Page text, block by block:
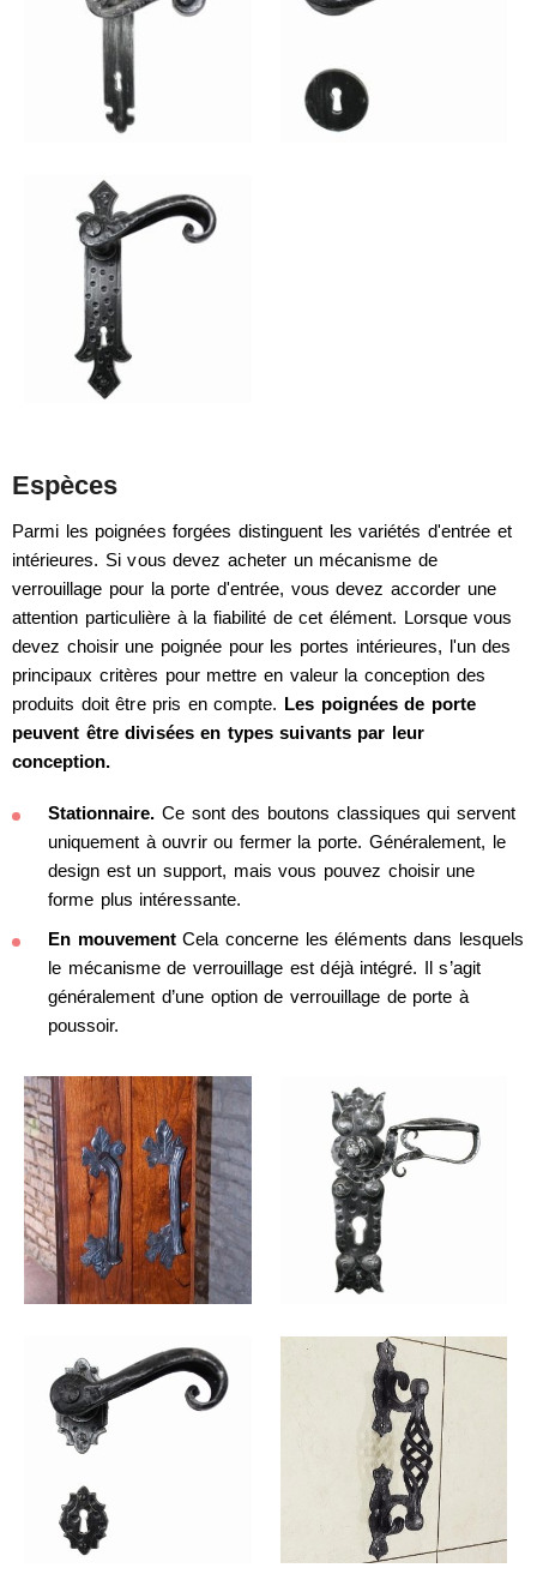
Espèces
Parmi les poignées forgées distinguent les variétés d'entrée et
intérieures. Si vous devez acheter un mécanisme de
verrouillage pour la porte d'entrée, vous devez accorder une
attention particulière à la fiabilité de cet élément. Lorsque vous
devez choisir une poignée pour les portes intérieures, l'un des
principaux critères pour mettre en valeur la conception des
produits doit être pris en compte. Les poignées de porte
peuvent être divisées en types suivants par leur
conception.
Stationnaire. Ce sont des boutons classiques qui servent
uniquement à ouvrir ou fermer la porte. Généralement, le
design est un support, mais vous pouvez choisir une
forme plus intéressante.
En mouvementCela concerne les éléments dans lesquels
le mécanisme de verrouillage est déjà intégré. Il s’agit
généralement d’une option de verrouillage de porte à
poussoir.